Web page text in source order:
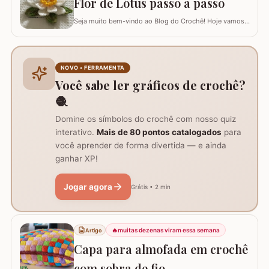
Seja muito bem-vindo ao Blog do Crochê! Hoje vamos
crie uma peça volumosa e encantadora, perfeita para
trilhos de mesa, aplicações em tapetes ou…
NOVO • FERRAMENTA
Você sabe ler gráficos de crochê?
🧶
Domine os símbolos do crochê com nosso quiz
interativo. Mais de 80 pontos catalogados para
você aprender de forma divertida — e ainda
ganhar XP!
Jogar agora Grátis • 2 min
Artigo 🔥muitas dezenas viram essa semana
Capa para almofada em crochê